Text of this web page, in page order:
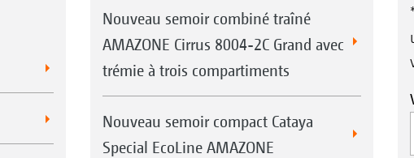
Nouveau semoir combiné traîné
AMAZONE Cirrus 8004-2C Grand avec
trémie à trois compartiments
Nouveau semoir compact Cataya
Special EcoLine AMAZONE